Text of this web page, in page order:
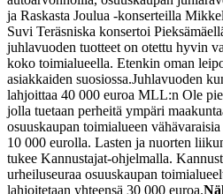
ja Raskasta Joulua -konserteilla
Suvi Teräsniska konsertoi
juhlavuoden tuotteet on otettu hyvin
koko toimialueella. Etenkin oman
asiakkaiden suosiossa.Juhlavuoden
lahjoittaa 40 000 euroa MLL:n Ole
jolla tuetaan perheitä ympäri
osuuskaupan toimialueen
10 000 eurolla. Lasten ja nuorten
tukee Kannustajat-ohjelmalla.
urheiluseuraa osuuskaupan
lahjoitetaan yhteensä 30 000 euroa.